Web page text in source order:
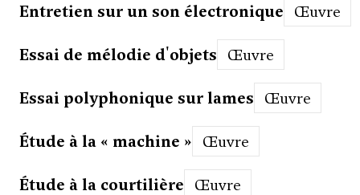
Entretien sur un son électronique Œuvre
Essai de mélodie d'objets Œuvre
Essai polyphonique sur lames Œuvre
Étude à la « machine » Œuvre
Étude à la courtilière Œuvre